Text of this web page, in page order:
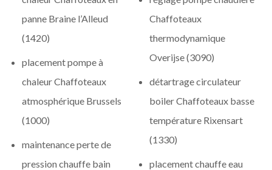
panne Braine l’Alleud
(1420)
placement pompe à
chaleur Chaffoteaux
atmosphérique Brussels
(1000)
maintenance perte de
pression chauffe bain
Chaffoteaux
thermodynamique
Overijse (3090)
détartrage circulateur
boiler Chaffoteaux basse
température Rixensart
(1330)
placement chauffe eau